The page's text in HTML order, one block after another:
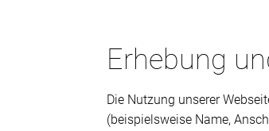
Erhebung
Die Nutzung unserer
(beispielsweise Name,